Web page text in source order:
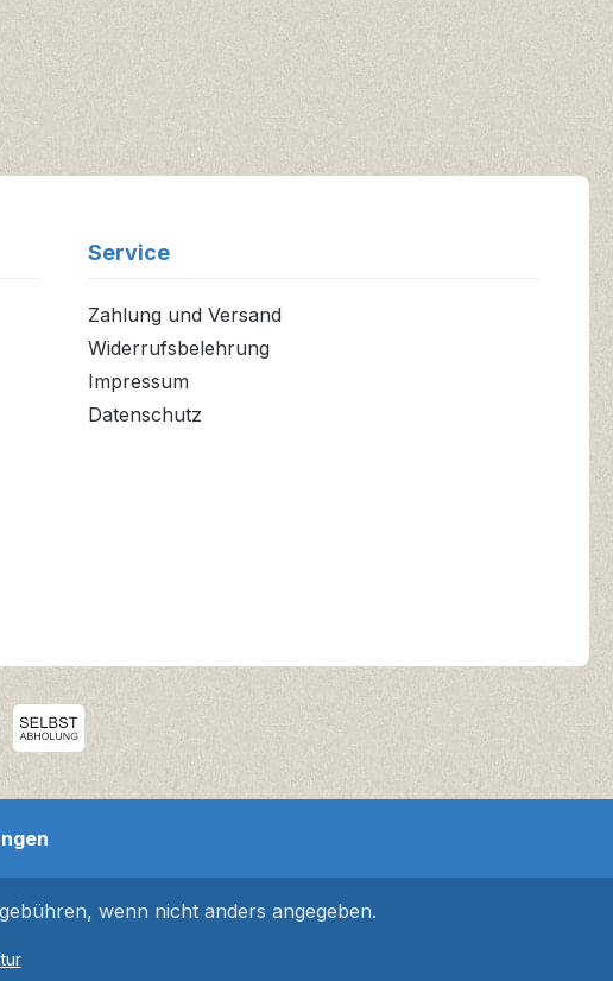
Service
Zahlung und Versand
Widerrufsbelehrung
Impressum
Datenschutz
wenn nicht anders angegeben.